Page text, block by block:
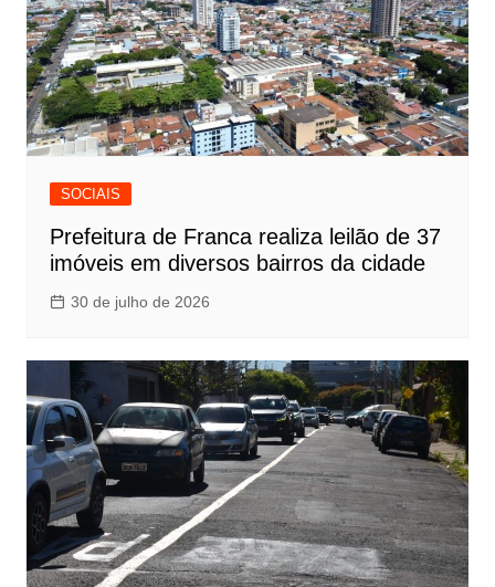
SOCIAIS
Prefeitura de Franca realiza leilão de 37
imóveis em diversos bairros da cidade
30 de julho de 2026